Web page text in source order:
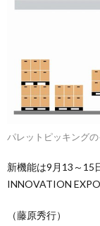
パレットピッキング
新機能は9月13～15
INNOVATION
（藤原秀行）